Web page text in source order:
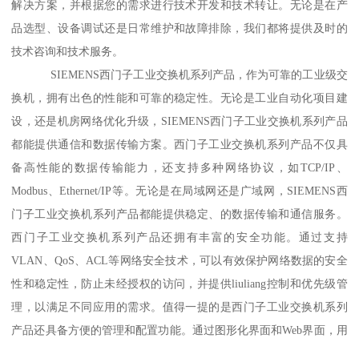
解决方案，并根据您的需求进行技术开发和技术转让。无论是在产
品选型、设备调试还是日常维护和故障排除，我们都将提供及时的
技术咨询和技术服务。
SIEMENS西门子工业交换机系列产品，作为可靠的工业级交
换机，拥有出色的性能和可靠的稳定性。无论是工业自动化项目建
设，还是机房网络优化升级，SIEMENS西门子工业交换机系列产品
都能提供通信和数据传输方案。西门子工业交换机系列产品不仅具
备高性能的数据传输能力，还支持多种网络协议，如TCP/IP、
Modbus、Ethernet/IP等。无论是在局域网还是广域网，SIEMENS西
门子工业交换机系列产品都能提供稳定、的数据传输和通信服务。
西门子工业交换机系列产品还拥有丰富的安全功能。通过支持
VLAN、QoS、ACL等网络安全技术，可以有效保护网络数据的安全
性和稳定性，防止未经授权的访问，并提供liuliang控制和优先级管
理，以满足不同应用的需求。值得一提的是西门子工业交换机系列
产品还具备方便的管理和配置功能。通过图形化界面和Web界面，用